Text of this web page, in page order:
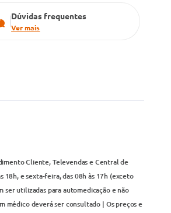
Dúvidas frequentes
Ver mais
Cliente, Televendas e Central de
e sexta-feira, das 08h às 17h (exceto
ser utilizadas para automedicação e não
médico deverá ser consultado | Os preços e